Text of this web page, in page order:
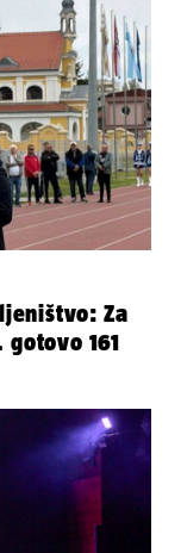
Za
161